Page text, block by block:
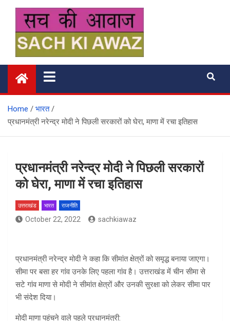
content
सच की आवाज
Home
भारत
प्रधानमंत्री नरेन्‍द्र मोदी ने पिछली सरकारों को घेरा, माणा में रचा इतिहास
प्रधानमंत्री नरेन्‍द्र मोदी ने पिछली सरकारों
को घेरा, माणा में रचा इतिहास
उत्तराखंड भारत राजनीति
October 22, 2022 sachkiawaz
प्रधानमंत्री नरेन्द्र मोदी ने कहा कि सीमांत क्षेत्रों को समृद्ध बनाया जाएगा।
सीमा पर बसा हर गांव उनके लिए पहला गांव है। उत्तराखंड में चीन सीमा से
सटे गांव माणा से मोदी ने सीमांत क्षेत्रों और उनकी सुरक्षा को लेकर सीमा पार
भी संदेश दिया।
मोदी माणा पहुंचने वाले पहले प्रधानमंत्री: